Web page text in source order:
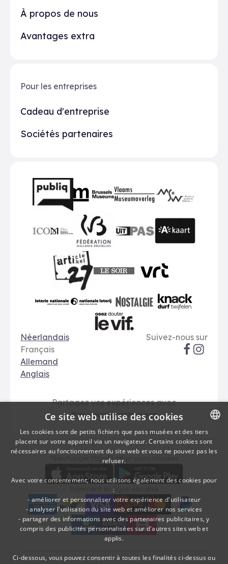
À propos de nous
Avantages extra
Pour les entreprises
Cadeau d'entreprise
Sociétés partenaires
Partenaires
FWB
Art 27
Nostalgie
Options de langue
Néerlandais
Français
Allemand
Anglais
Réseaux
Suivez-nous sur
Partagez vos expériences avec
#museumpassmusees
Télécharger
Télécharger l’application pass musées
Moyens de
Paiement en ligne sécurisé
American Express
bancontact
visa
Edenred
mc
paypal
kbc
Sodexo Cultuurcheques
belfius
DUTCH
Ce site web utilise des cookies
Les cookies sont de petits fichiers que pass musées et des tiers
placent sur votre appareil via un navigateur. Certains cookies sont
nécessaires au fonctionnement du site web et vous ne pouvez pas les
refuser.
Avec votre consentement, nous utilisons également des cookies pour
:
- améliorer et personnaliser votre expérience d'utilisateur
- analyser l'utilisation du site web et améliorer nos services
- partager des informations avec des partenaires publicitaires, y
compris des publicités personnalisées sur d'autres sites web et
applis.
Ci-dessous, vous pouvez consentir à toutes les finalités ci-dessus ou